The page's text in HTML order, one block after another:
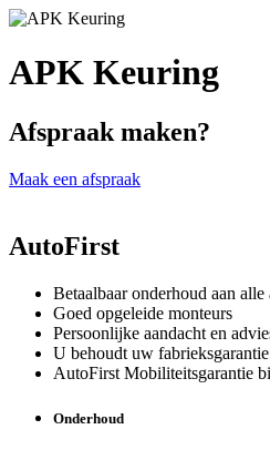
APK Keuring
Afspraak maken?
Maak een afspraak
AutoFirst
Betaalbaar onderhoud aan
Goed opgeleide monteurs
Persoonlijke aandacht en
U behoudt uw fabrieksgarantie
AutoFirst Mobiliteitsgarantie
Onderhoud